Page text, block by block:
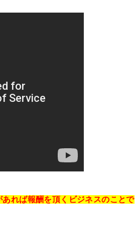
れば報酬を頂くビジネスのことで